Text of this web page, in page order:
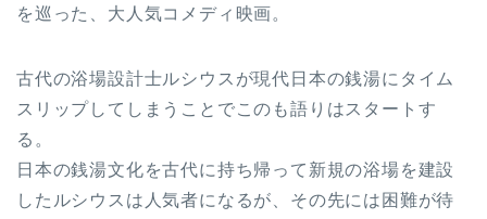
を巡った、大人気コメディ映画。
古代の浴場設計士ルシウスが現代日本の銭湯にタイム
スリップしてしまうことでこのも語りはスタートす
る。
日本の銭湯文化を古代に持ち帰って新規の浴場を建設
したルシウスは人気者になるが、その先には困難が待